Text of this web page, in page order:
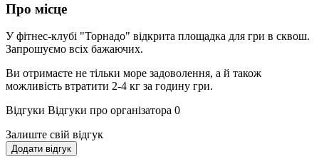
Про місце
У фітнес-клубі "Торнадо" відкрита площадка для гри в сквош.
Запрошуємо всіх бажаючих.
Ви отримаєте не тільки море задоволення, а й також
можливість втратити 2-4 кг за годину гри.
Відгуки Відгуки про організатора 0
Залиште свій відгук
Додати відгук